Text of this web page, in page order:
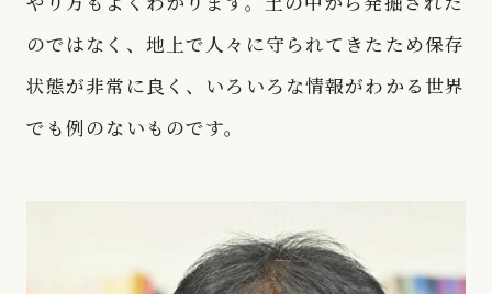
のではなく、地上で人々に守られてきたため保存
状態が非常に良く、いろいろな情報がわかる世界
でも例のないものです。